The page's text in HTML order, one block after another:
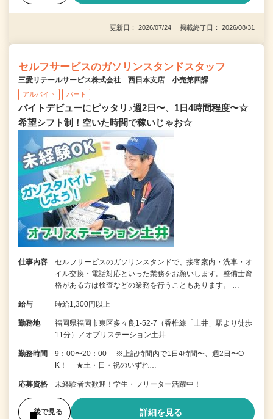
更新日： 2026/07/24 掲載終了日： 2026/08/31
セルフサービスのガソリンスタンドスタッフ
三愛リテールサービス株式会社 西日本支店 小売第四課
アルバイト パート
バイトデビューにピッタリ♪週2日〜、1日4時間程度〜☆
希望シフト制！空いた時間で稼いじゃお☆
仕事内容
セルフサービスのガソリンスタンドで、接客案内・洗車・オ
イル交換・電話対応といった業務をお願いします。整備士資
格がある方は検査などの業務を行うこともあります。 …
給与 時給1,300円以上
勤務地
福岡県福岡市東区多々良1-52-7（香椎線「土井」駅より徒歩
11分）／オブリステーション土井
勤務時間
9：00〜20：00 ※上記時間内で1日4時間〜、週2日〜O
K！ ★土・日・祝のいずれ…
応募資格 未経験者大歓迎！学生・フリーター活躍中！
後で見る 詳細を見る